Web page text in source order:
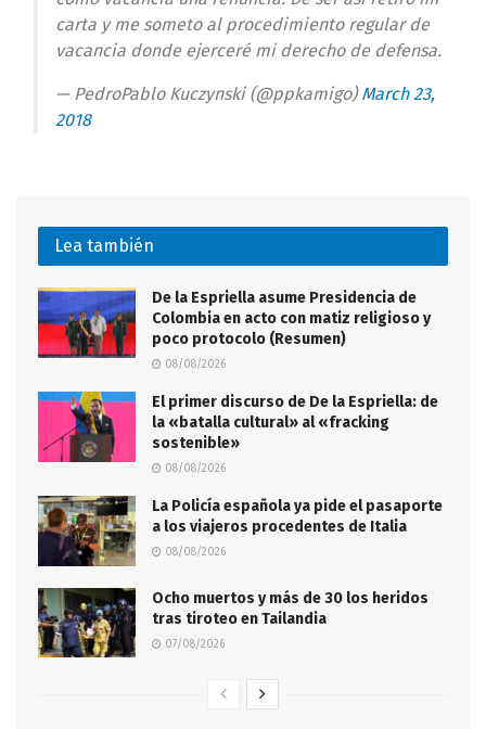
carta y me someto al procedimiento regular de
vacancia donde ejerceré mi derecho de defensa.
— PedroPablo Kuczynski (@ppkamigo)March 23,
2018
Lea también
De la Espriella asume Presidencia de
Colombia en acto con matiz religioso y
poco protocolo (Resumen)
08/08/2026
El primer discurso de De la Espriella: de
la «batalla cultural» al «fracking
sostenible»
08/08/2026
La Policía española ya pide el pasaporte
a los viajeros procedentes de Italia
08/08/2026
Ocho muertos y más de 30 los heridos
tras tiroteo en Tailandia
07/08/2026